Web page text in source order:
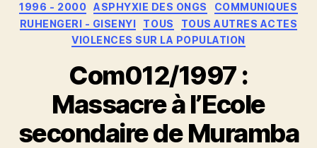
Catégories
1996 - 2000 ASPHYXIE DES ONGS
COMMUNIQUES
RUHENGERI - GISENYI
TOUS
TOUS AUTRES ACTES
VIOLENCES SUR LA POPULATION
Com012/1997 :
Massacre à l’Ecole
secondaire de Muramba